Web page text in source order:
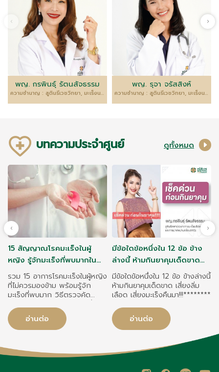
พญ. กรพินธุ์ รัตนสัจธรรม
ความชำนาญ : สูตินรีเวชวิทยา, มะเร็งนรีเวชวิทยาและการผ่าตัดผ่านกล้อง(MIS)
พญ. รุจา จรัสสิงห์
ความชำนาญ : สูตินรีเวชวิทยา, มะเร็งนรีวิทยานรีเวช
บทความประจำศูนย์ ดูทั้งหมด
15 สัญญาณโรคมะเร็งในผู้
หญิง รู้จักมะเร็งที่พบมากใน
หญิงไทย
รวม 15 อาการโรคมะเร็งในผู้หญิง
ที่ไม่ควรมองข้าม พร้อมรู้จัก
มะเร็งที่พบมาก วิธีตรวจคัด
ป้องกันความเสี่ยงโรคมะเร็งในผู้
หญิง
อ่านต่อ
มีข้อใดข้อหนึ่งใน 12 ข้อ ข้าง
ล่างนี้ ห้ามกินยาคุมเด็ดขาด
เสี่ยงลิ่มเลือด เสี่ยงมะเร็งคืน
มา!!!
มีข้อใดข้อหนึ่งใน 12 ข้อ ข้างล่างนี้
ห้ามกินยาคุมเด็ดขาด เสี่ยงลิ่ม
เลือด เสี่ยงมะเร็งคืนมา!!!********
อ่านต่อ